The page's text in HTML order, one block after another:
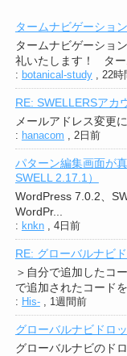
タームナビゲーショ
タームナビゲーショ
礼いたします！ ター
: botanical-study, 22時
RE: SWELLERSアカ
メールアドレス変更
: hanacom , 2日前
パターン編集画面が
SWELL 2.17.1）
WordPress 7.0.2、
WordPr...
: knkn, 4日前
RE: グローバルナビ
＞自分で追加したコ
で追加されたコード
: His-, 1週間前
グローバルナビドロ
グローバルナビのド